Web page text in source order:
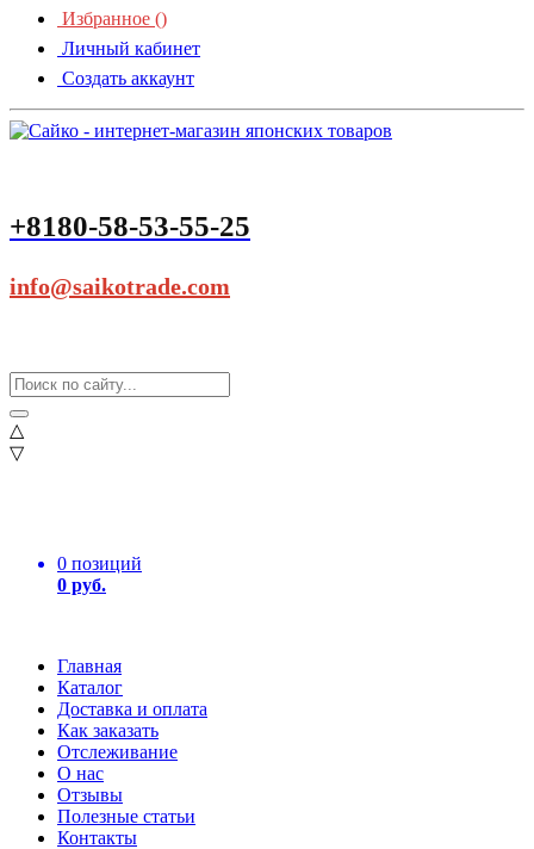
Избранное ()
Личный кабинет
Создать аккаунт
+8180-58-53-55-25
info@saikotrade.com
△
▽
0 позиций
0 руб.
Главная
Каталог
Доставка и оплата
Как заказать
Отслеживание
О нас
Отзывы
Полезные статьи
Контакты